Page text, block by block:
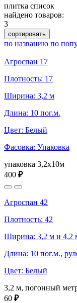
плитка список
найдено товаров:
3
сортировать
по названию по
Агроспан 17
Плотность: 17
Ширина: 3,2 м
Длина: 10 пог.м.
Цвет: Белый
Фасовка: Упаковка
упаковка 3,2x10м
400 ₽
Агроспан 42
Плотность: 42
Ширина: 3,2 м и 4,2
Длина: 10 пог.м.,
Цвет: Белый
3,2 м, погонный
60 ₽